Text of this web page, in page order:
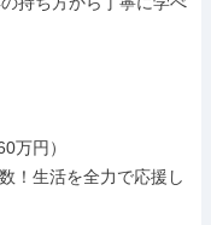
万円）
！生活を全力で応援し